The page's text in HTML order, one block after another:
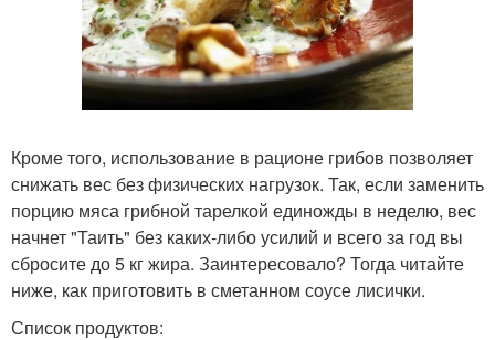
Кроме того, использование в рационе грибов позволяет
снижать вес без физических нагрузок. Так, если заменить
порцию мяса грибной тарелкой единожды в неделю, вес
начнет "Таить" без каких-либо усилий и всего за год вы
сбросите до 5 кг жира. Заинтересовало? Тогда читайте
ниже, как приготовить в сметанном соусе лисички.
Список продуктов: